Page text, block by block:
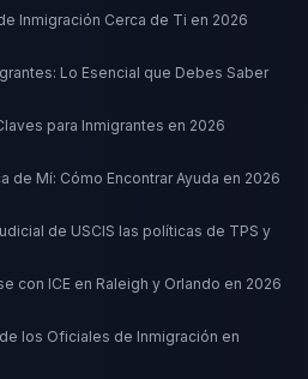
Inmigración Cerca de Ti en 2026
Lo Esencial que Debes Saber
para Inmigrantes en 2026
de Mí: Cómo Encontrar Ayuda en 2026
de USCIS las políticas de TPS y
con ICE en Raleigh y Orlando en 2026
los Oficiales de Inmigración en